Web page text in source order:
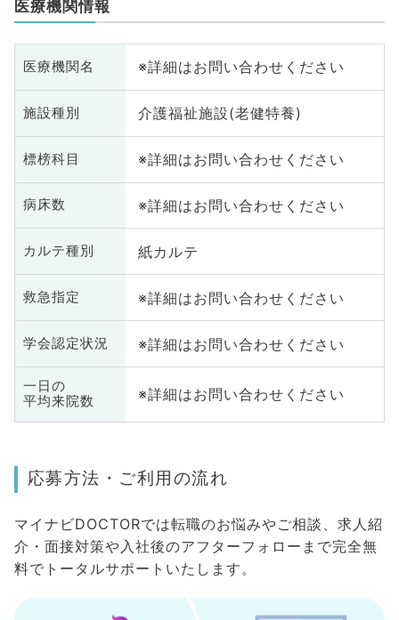
医療機関情報
医療機関名 ※詳細はお問い合わせください
施設種別 介護福祉施設(老健特養)
標榜科目 ※詳細はお問い合わせください
病床数 ※詳細はお問い合わせください
カルテ種別 紙カルテ
救急指定 ※詳細はお問い合わせください
学会認定状況 ※詳細はお問い合わせください
一日の
平均来院数
※詳細はお問い合わせください
応募方法・ご利用の流れ
マイナビDOCTORでは転職のお悩みやご相談、求人紹
介・面接対策や入社後のアフターフォローまで完全無
料でトータルサポートいたします。